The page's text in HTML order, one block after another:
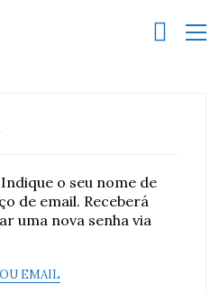
o seu nome de
de email. Receberá
uma nova senha via
EMAIL